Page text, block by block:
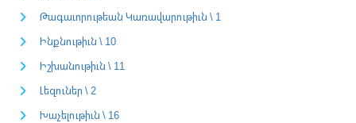
Թագաւորութեան Կառավարութիւն \ 1
Ինքնութիւն \ 10
Իշխանութիւն \ 11
Լեզուներ \ 2
Խաչելութիւն \ 16